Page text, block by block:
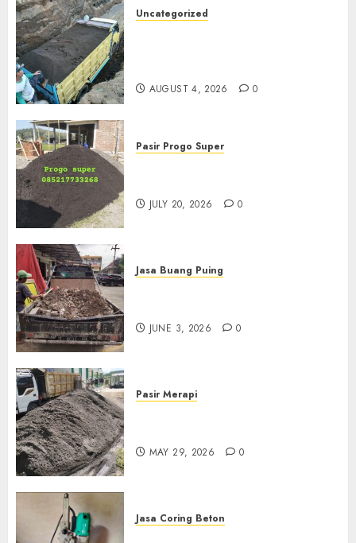
Uncategorized
AUGUST 4, 2026 0
Pasir Progo Super
JULY 20, 2026 0
Jasa Buang Puing
JUNE 3, 2026 0
Pasir Merapi
MAY 29, 2026 0
Jasa Coring Beton